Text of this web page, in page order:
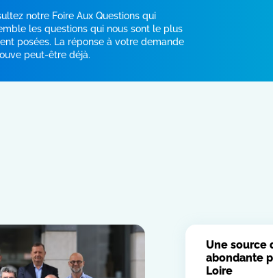
notre Foire Aux Questions qui
les questions qui nous sont le plus
posées. La réponse à votre demande
peut-être déjà.
Une source
abondante
Loire